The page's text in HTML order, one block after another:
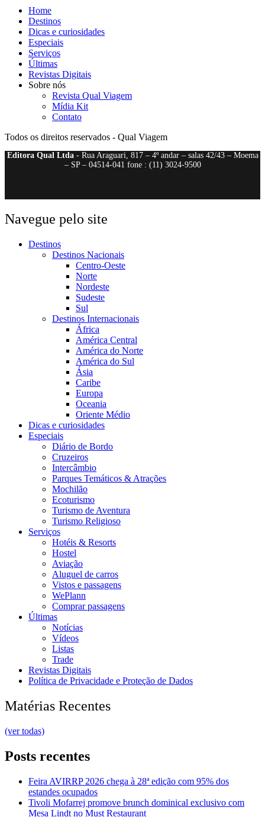
Home
Destinos
Dicas e curiosidades
Especiais
Serviços
Últimas
Revistas Digitais
Sobre nós
Revista Qual Viagem
Mídia Kit
Contato
Todos os direitos reservados - Qual Viagem
Editora Qual Ltda- Rua Araguari, 817 – 4º andar – salas 42/43 – Moema
– SP – 04514-041 fone : (11) 3024-9500
Navegue pelo site
Destinos
Destinos Nacionais
Centro-Oeste
Norte
Nordeste
Sudeste
Sul
Destinos Internacionais
África
América Central
América do Norte
América do Sul
Ásia
Caribe
Europa
Oceania
Oriente Médio
Dicas e curiosidades
Especiais
Diário de Bordo
Cruzeiros
Intercâmbio
Parques Temáticos & Atrações
Mochilão
Ecoturismo
Turismo de Aventura
Turismo Religioso
Serviços
Hotéis & Resorts
Hostel
Aviação
Aluguel de carros
Vistos e passagens
WePlann
Comprar passagens
Últimas
Notícias
Vídeos
Listas
Trade
Revistas Digitais
Política de Privacidade e Proteção de Dados
Matérias Recentes
(ver todas)
Posts recentes
Feira AVIRRP 2026 chega à 28ª edição com 95% dos
estandes ocupados
Tivoli Mofarrej promove brunch dominical exclusivo com
Mesa Lindt no Must Restaurant